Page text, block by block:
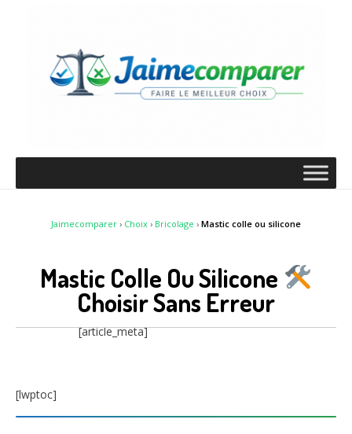
Jaimecomparer › Choix › Bricolage › Mastic colle ou silicone
Mastic Colle Ou Silicone
Choisir Sans Erreur
[article_meta]
[lwptoc]